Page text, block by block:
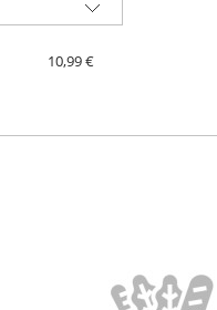
10,99 €